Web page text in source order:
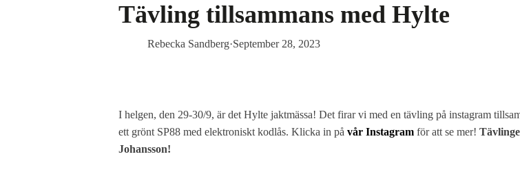
Tävling tillsammans med Hylte
Rebecka Sandberg·September 28, 2023
I helgen, den 29-30/9, är det Hylte jaktmässa! Det firar vi med en tävling på instagram
ett grönt SP88 med elektroniskt kodlås. Klicka in på vår Instagram för att se mer!
Johansson!